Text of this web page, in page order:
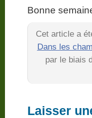
Bonne
Cet article a
Dans les
par le biais
Laisser